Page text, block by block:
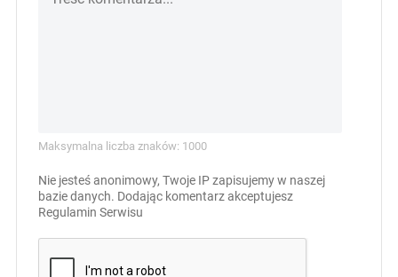
Maksymalna liczba znaków: 1000
Nie jesteś anonimowy, Twoje IP zapisujemy w naszej
bazie danych. Dodając komentarz akceptujesz
Regulamin Serwisu